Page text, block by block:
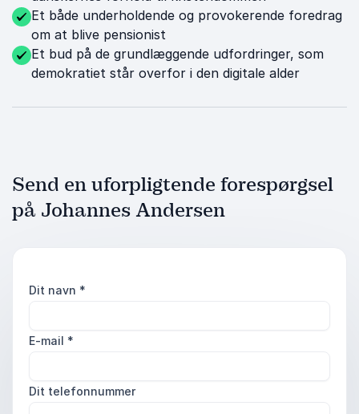
Et både underholdende og provokerende foredrag
om at blive pensionist
Et bud på de grundlæggende udfordringer, som
demokratiet står overfor i den digitale alder
Send en uforpligtende forespørgsel
på Johannes Andersen
Dit navn *
E-mail *
Dit telefonnummer